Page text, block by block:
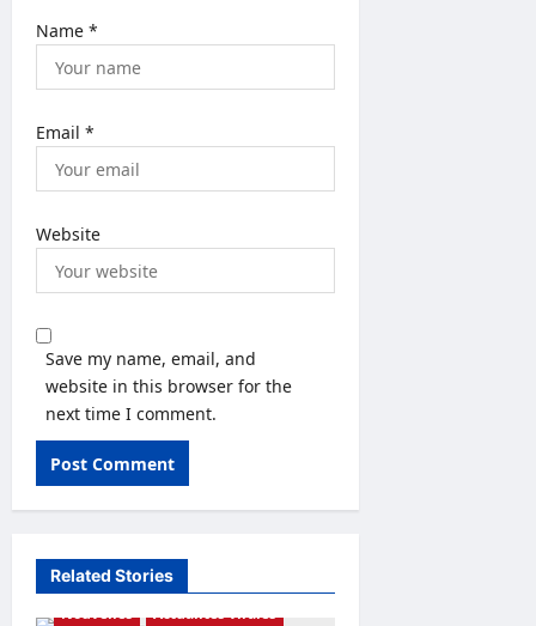
Name *
Email *
Website
Save my name, email, and
website in this browser for the
next time I comment.
Related Stories
Nouvelles
Actualités virales